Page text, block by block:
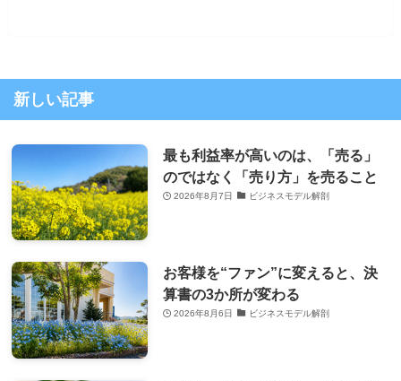
新しい記事
最も利益率が高いのは、「売る」
のではなく「売り方」を売ること
2026年8月7日 ビジネスモデル解剖
お客様を“ファン”に変えると、決
算書の3か所が変わる
2026年8月6日 ビジネスモデル解剖